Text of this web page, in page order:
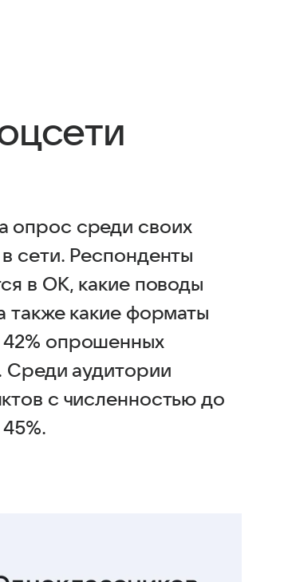
опрос среди своих
сети. Респонденты
в ОК, какие поводы
также какие форматы
опрошенных
Среди аудитории
с численностью до